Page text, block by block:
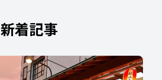
新着記事